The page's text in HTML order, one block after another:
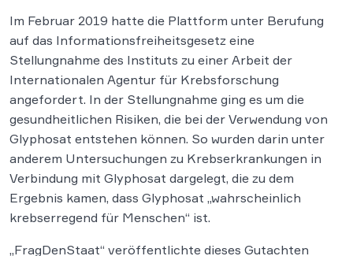
Im Februar 2019 hatte die Plattform unter Berufung
auf das Informationsfreiheitsgesetz eine
Stellungnahme des Instituts zu einer Arbeit der
Internationalen Agentur für Krebsforschung
angefordert. In der Stellungnahme ging es um die
gesundheitlichen Risiken, die bei der Verwendung von
Glyphosat entstehen können. So wurden darin unter
anderem Untersuchungen zu Krebserkrankungen in
Verbindung mit Glyphosat dargelegt, die zu dem
Ergebnis kamen, dass Glyphosat „wahrscheinlich
krebserregend für Menschen“ ist.
„FragDenStaat“ veröffentlichte dieses Gutachten